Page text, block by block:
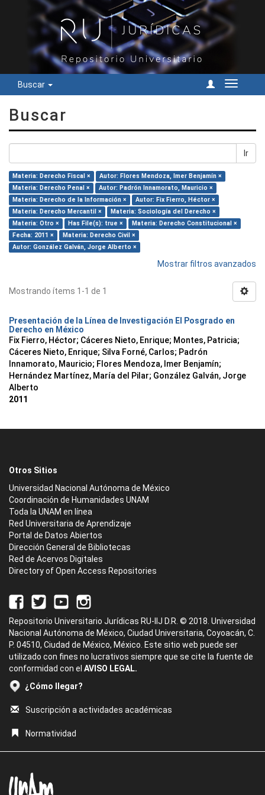
Buscar
Cambiar
Buscar
Ir
Materia: Derecho Fiscal ×
Autor: Flores Mendoza, Imer Benjamín ×
Materia: Derecho Penal ×
Autor: Padrón Innamorato, Mauricio ×
Materia: Derecho de la Información ×
Autor: Fix Fierro, Héctor ×
Materia: Derecho Mercantil ×
Materia: Sociología del Derecho ×
Materia: Otro ×
Has File(s): true ×
Materia: Derecho Constitucional ×
Fecha: 2011 ×
Materia: Derecho Civil ×
Autor: González Galván, Jorge Alberto ×
Mostrar filtros avanzados
Mostrando ítems 1-1 de 1
Presentación de la Línea de Investigación El Posgrado en
Derecho en México
Fix Fierro, Héctor; Cáceres Nieto, Enrique; Montes, Patricia;
Cáceres Nieto, Enrique; Silva Forné, Carlos; Padrón
Innamorato, Mauricio; Flores Mendoza, Imer Benjamín;
Hernández Martínez, María del Pilar; González Galván, Jorge
Alberto
2011
Otros Sitios
Universidad Nacional Autónoma de México
Coordinación de Humanidades UNAM
Toda la UNAM en línea
Red Universitaria de Aprendizaje
Portal de Datos Abiertos
Dirección General de Bibliotecas
Red de Acervos Digitales
Directory of Open Access Repositories
Repositorio Universitario Jurídicas RU-IIJ D.R. © 2018. Universidad
Nacional Autónoma de México, Ciudad Universitaria, Coyoacán, C.
P. 04510, Ciudad de México, México. Este sitio web puede ser
utilizado con fines no lucrativos siempre que se cite la fuente de
conformidad con el AVISO LEGAL.
¿Cómo llegar?
Suscripción a actividades académicas
Normatividad